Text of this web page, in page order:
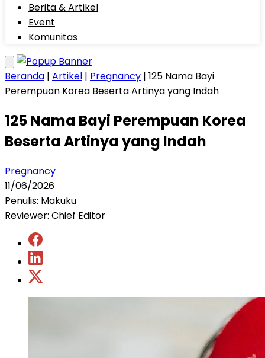
Berita & Artikel
Event
Komunitas
Beranda | Artikel | Pregnancy | 125 Nama Bayi
Perempuan Korea Beserta Artinya yang Indah
125 Nama Bayi Perempuan Korea
Beserta Artinya yang Indah
Pregnancy
11/06/2026
Penulis: Makuku
Reviewer: Chief Editor